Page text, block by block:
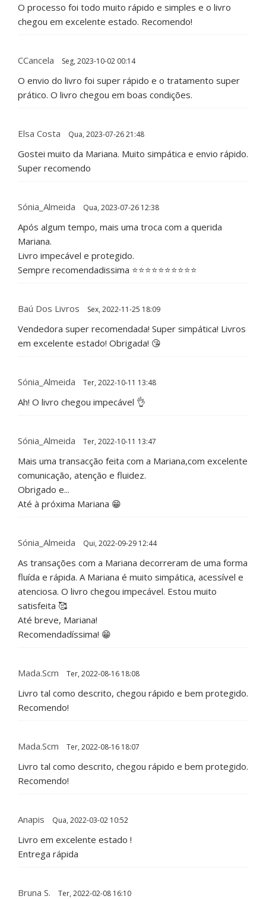
O processo foi todo muito rápido e simples e o livro
chegou em excelente estado. Recomendo!
CCancela Seg, 2023-10-02 00:14
O envio do livro foi super rápido e o tratamento super
prático. O livro chegou em boas condições.
Elsa Costa Qua, 2023-07-26 21:48
Gostei muito da Mariana. Muito simpática e envio rápido.
Super recomendo
Sónia_Almeida Qua, 2023-07-26 12:38
Após algum tempo, mais uma troca com a querida
Mariana.
Livro impecável e protegido.
Sempre recomendadissima ⭐⭐⭐⭐⭐⭐⭐⭐⭐⭐
Baú Dos Livros Sex, 2022-11-25 18:09
Vendedora super recomendada! Super simpática! Livros
em excelente estado! Obrigada! 😘
Sónia_Almeida Ter, 2022-10-11 13:48
Ah! O livro chegou impecável 👌
Sónia_Almeida Ter, 2022-10-11 13:47
Mais uma transacção feita com a Mariana,com excelente
comunicação, atenção e fluidez.
Obrigado e...
Até à próxima Mariana 😁
Sónia_Almeida Qui, 2022-09-29 12:44
As transações com a Mariana decorreram de uma forma
fluída e rápida. A Mariana é muito simpática, acessível e
atenciosa. O livro chegou impecável. Estou muito
satisfeita 🥰
Até breve, Mariana!
Recomendadíssima! 😁
Mada.scm Ter, 2022-08-16 18:08
Livro tal como descrito, chegou rápido e bem protegido.
Recomendo!
Mada.scm Ter, 2022-08-16 18:07
Livro tal como descrito, chegou rápido e bem protegido.
Recomendo!
Anapis Qua, 2022-03-02 10:52
Livro em excelente estado !
Entrega rápida
Bruna S. Ter, 2022-02-08 16:10